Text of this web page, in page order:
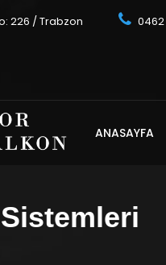
226 / Trabzon 0462
ANASAYFA